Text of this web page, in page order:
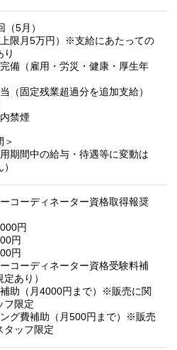
5月）
限月5万円）※支給にあたっての
り
備（雇用・労災・健康・厚生年
（固定残業超過分を追加支給）
禁煙
＞
期間中の給与・待遇等に変動は
コーディネーター資格取得報奨
円
円
円
コーディネーター資格受験料補
あり）
助（月4000円まで）※販売に関
フ限定
グ費補助（月500円まで）※販売
タッフ限定